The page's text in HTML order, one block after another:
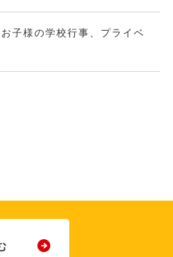
子様の学校行事、プライベ